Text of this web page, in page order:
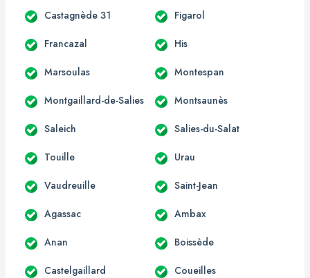
Castagnède 31 Figarol
Francazal His
Marsoulas Montespan
Montgaillard-de-Salies Montsaunès
Saleich Salies-du-Salat
Touille Urau
Vaudreuille Saint-Jean
Agassac Ambax
Anan Boissède
Castelgaillard Coueilles